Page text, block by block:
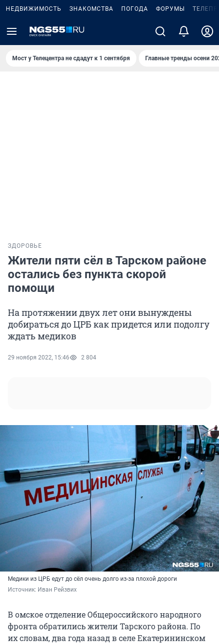
НЕДВИЖИМОСТЬ ЗНАКОМСТВА ПОГОДА ФОРУМЫ
Мост у Телецентра не сдадут к 1 сентября Главные тренды осени
ЗДОРОВЬЕ
Жители пяти сёл в Тарском районе
остались без пункта скорой
помощи
На протяжении двух лет они вынуждены
добираться до ЦРБ как придется или подолгу
ждать медиков
29 ноября 2022, 15:46 2 804
Медики из ЦРБ едут до сёл очень долго из-за плохой дороги
Источник: Иван Рейзвих
В омское отделение Общероссийского народного
фронта обратились жители Тарского района. По
их словам, два года назад в селе Екатерининском